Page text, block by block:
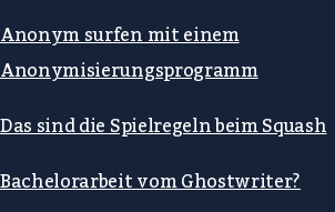
Anonym surfen mit einem
Anonymisierungsprogramm
Das sind die Spielregeln beim Squash
Bachelorarbeit vom Ghostwriter?